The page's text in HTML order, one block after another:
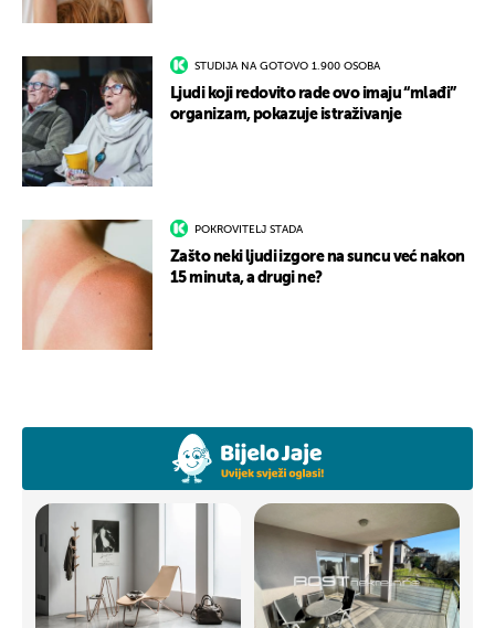
STUDIJA NA GOTOVO 1.900 OSOBA
Ljudi koji redovito rade ovo imaju “mlađi”
organizam, pokazuje istraživanje
POKROVITELJ STADA
Zašto neki ljudi izgore na suncu već nakon
15 minuta, a drugi ne?